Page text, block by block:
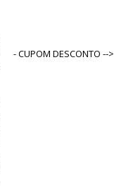
- CUPOM DESCONTO -->